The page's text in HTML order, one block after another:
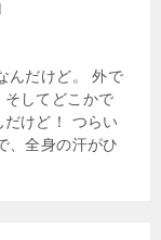
んだけど。 外で
そしてどこかで
けど！ つらい
、全身の汗がひ